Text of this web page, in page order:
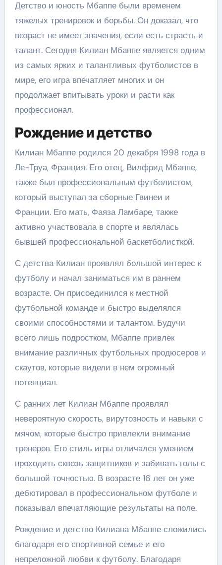
Детство и юность Мбаппе были временем
тяжелых тренировок и борьбы. Он доказал, что
возраст не имеет значения, если есть страсть и
талант. Сегодня Килиан Мбаппе является одним
из самых ярких и талантливых футболистов в
мире, его игра впечатляет многих и он
продолжает впитывать уроки и расти как
профессионал.
Рождение и детство
Килиан Мбаппе родился 20 декабря 1998 года в
Ле-Труа, Франция. Его отец, Вилфрид Мбаппе,
также был профессиональным футболистом,
который выступал за сборные Гвинеи и
Франции. Его мать, Фаяза Ламбаре, также
активно участвовала в спорте и являлась
бывшей профессиональной баскетболисткой.
С детства Килиан проявлял большой интерес к
футболу и начал заниматься им в раннем
возрасте. Он присоединился к местной
футбольной команде и быстро выделялся
своими способностями и талантом. Будучи
всего лишь подростком, Мбаппе привлек
внимание различных футбольных продюсеров и
скаутов, которые видели в нем огромный
потенциал.
С ранних лет Килиан Мбаппе проявлял
невероятную скорость, вирутозность и навыки с
мячом, которые быстро привлекли внимание
тренеров. Его стиль игры отличался умением
проходить сквозь защитников и забивать голы с
большой точностью. В возрасте 16 лет он уже
дебютировал в профессиональном футболе и
показывал впечатляющие результаты на поле.
Рождение и детство Килиана Мбаппе сложились
благодаря его спортивной семье и его
непреложной любви к футболу. Благодаря